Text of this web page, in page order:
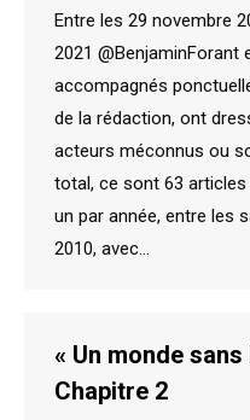
Entre les 29 novembre
2021 @BenjaminForant
accompagnés
de la rédaction, ont
acteurs méconnus ou
total, ce sont 63
un par année, entre les
2010, avec…
« Un monde
Chapitre 2